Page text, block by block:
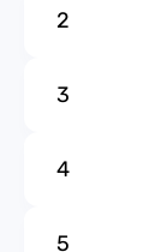
2020
2019
2
3
4
5